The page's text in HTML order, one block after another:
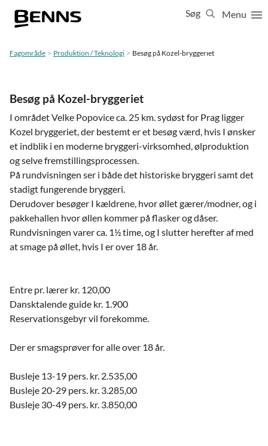
Menu
Søg
65 65 65 63
Fagområde Produktion / Teknologi Besøg på Kozel-bryggeriet
Besøg på Kozel-bryggeriet
I området Velke Popovice ca. 25 km. sydøst for Prag ligger
Kozel bryggeriet, der bestemt er et besøg værd, hvis I ønsker
et indblik i en moderne bryggeri-virksomhed, ølproduktion
og selve fremstillingsprocessen.
På rundvisningen ser i både det historiske bryggeri samt det
stadigt fungerende bryggeri.
Derudover besøger I kældrene, hvor øllet gærer/modner, og i
pakkehallen hvor øllen kommer på flasker og dåser.
Rundvisningen varer ca. 1½ time, og I slutter herefter af med
at smage på øllet, hvis I er over 18 år.
Entre pr. lærer kr. 120,00
Dansktalende guide kr. 1.900
Reservationsgebyr vil forekomme.
Der er smagsprøver for alle over 18 år.
Busleje 13-19 pers. kr. 2.535,00
Busleje 20-29 pers. kr. 3.285,00
Busleje 30-49 pers. kr. 3.850,00
Luk
Firma- og temarejser